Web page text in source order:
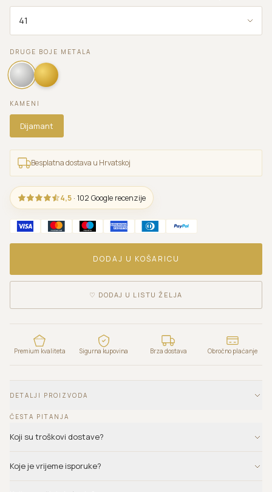
DRUGE BOJE METALA
KAMENI
Dijamant
Besplatna dostava u Hrvatskoj
4,5 · 102 Google recenzije
DODAJ U KOŠARICU
♡ DODAJ U LISTU ŽELJA
Premium kvaliteta Sigurna kupovina Brza dostava Obročno plaćanje
DETALJI PROIZVODA
ČESTA PITANJA
Koji su troškovi dostave?
Koje je vrijeme isporuke?